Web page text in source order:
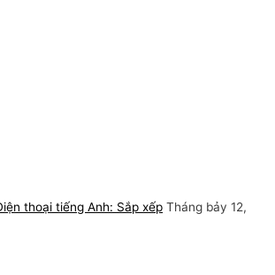
thoại tiếng Anh: Sắp xếp Tháng bảy 12,